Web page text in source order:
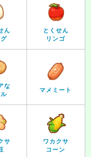
ん
とくせん
リンゴ
な
マメミート
サ
ワカクサ
コーン